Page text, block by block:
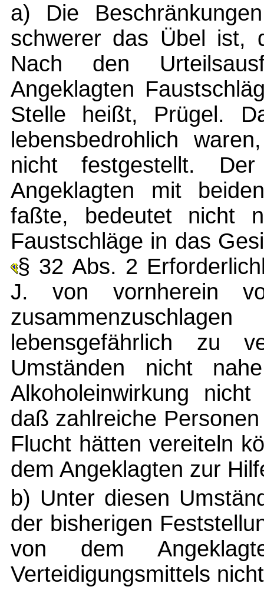
a) Die
schwerer das Übel ist,
Nach den
Angeklagten
Stelle heißt, Prügel.
lebensbedrohlich
nicht festgestellt.
Angeklagten mit
faßte, bedeutet nicht
Faustschläge in das
§ 32 Abs. 2
J. von vornherein
lebensgefährlich zu
Umständen nicht
Alkoholeinwirkung
daß zahlreiche
Flucht hätten vereiteln
dem Angeklagten zur
b) Unter diesen
der bisherigen
von dem
Verteidigungsmittels